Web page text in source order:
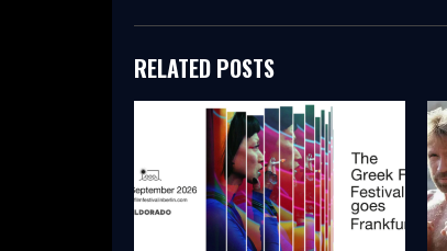
RELATED POSTS